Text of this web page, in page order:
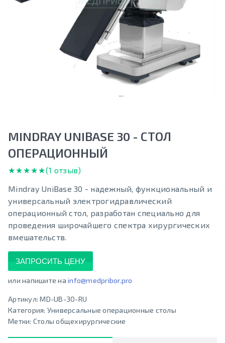
MINDRAY UNIBASE 30 - СТОЛ
ОПЕРАЦИОННЫЙ
★★★★★
★★★★★(1 отзыв)
Mindray UniBase 30 - надежный, функциональный и
универсальный электрогидравлический
операционный стол, разработан специально для
проведения широчайшего спектра хирургических
вмешательств.
ЗАПРОСИТЬ ЦЕНУ
или напишите на info@medpribor.pro
Артикул:MD-UB-30-RU
Категория: Универсальные операционные столы
Метки: Столы общехирургические